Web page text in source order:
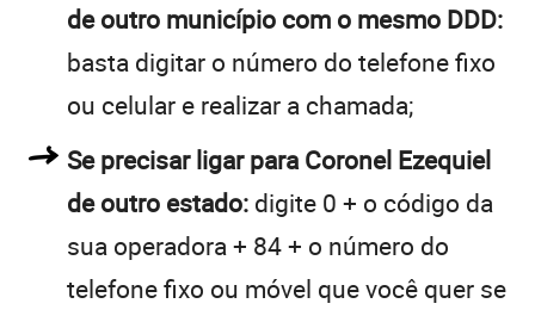
de outro município com o mesmo DDD:
basta digitar o número do telefone fixo
ou celular e realizar a chamada;
Se precisar ligar para Coronel Ezequiel
de outro estado: digite 0 + o código da
sua operadora + 84 + o número do
telefone fixo ou móvel que você quer se